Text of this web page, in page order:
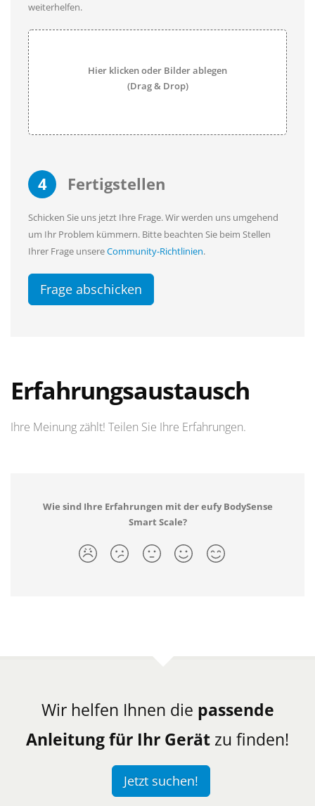
weiterhelfen.
Hier klicken oder Bilder ablegen
(Drag & Drop)
4 Fertigstellen
Schicken Sie uns jetzt Ihre Frage. Wir werden uns umgehend
um Ihr Problem kümmern. Bitte beachten Sie beim Stellen
Ihrer Frage unsereCommunity-Richtlinien.
Frage abschicken
Erfahrungsaustausch
Ihre Meinung zählt! Teilen Sie Ihre Erfahrungen.
Wie sind Ihre Erfahrungen mit der eufy BodySense
Smart Scale?
Wir helfen Ihnen die passende
Anleitung für Ihr Gerät zu finden!
Jetzt suchen!